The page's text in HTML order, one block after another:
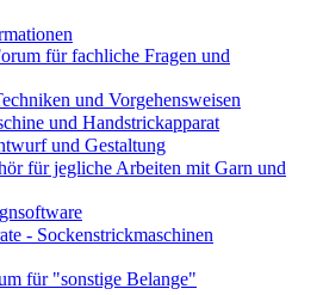
für fachliche Fragen und
und Vorgehensweisen
und Handstrickapparat
und Gestaltung
für jegliche Arbeiten mit Garn und
- Sockenstrickmaschinen
für "sonstige Belange"